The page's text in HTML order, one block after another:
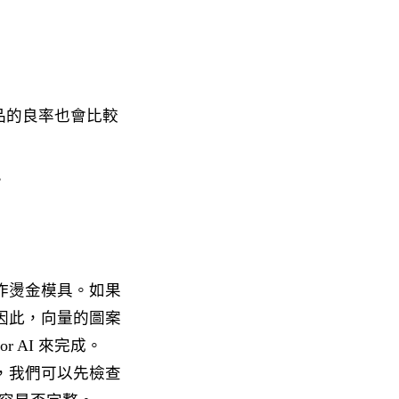
的良率也會比較
燙金模具。如果
此，向量的圖案
AI 來完成。
我們可以先檢查